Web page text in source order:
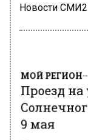
Новости СМИ2
МОЙ РЕГИОН
Проезд на
9 мая